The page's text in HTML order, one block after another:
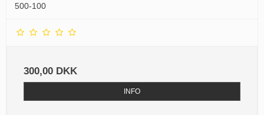
500-100
300,00 DKK
INFO